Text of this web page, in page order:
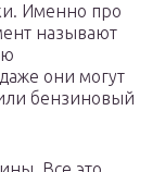
Именно про
называют
они могут
бензиновый